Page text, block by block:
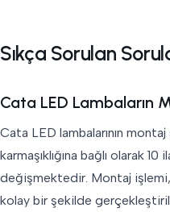
Sıkça Sorulan
Cata LED Lambaların
Cata LED lambalarının
karmaşıklığına bağlı olarak 10
değişmektedir. Montaj işlemi,
kolay bir şekilde